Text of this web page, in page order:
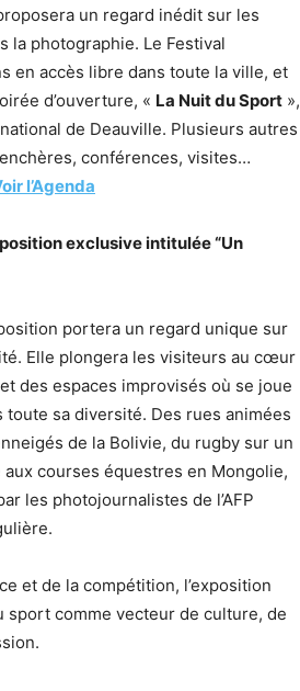
un regard inédit sur les
la photographie. Le Festival
en accès libre dans toute la ville, et
d’ouverture, « La Nuit du Sport »,
de Deauville. Plusieurs autres
conférences, visites…
l’Agenda
exclusive intitulée “Un
portera un regard unique sur
Elle plongera les visiteurs au cœur
des espaces improvisés où se joue
toute sa diversité. Des rues animées
de la Bolivie, du rugby sur un
courses équestres en Mongolie,
les photojournalistes de l’AFP
et de la compétition, l’exposition
sport comme vecteur de culture, de